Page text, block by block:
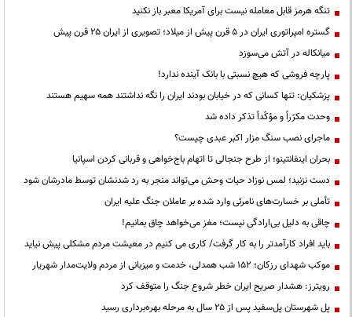
تنگه هرمز قابل معامله نیست برای آمریکا معبر باز نکنید
گستره امپراتوری ایران در ۵ قرن پیش از میلاد؛ تصویری از ایران ۲۵ قرن پیش
میانکاله در آتش می‌سوزد
پارچه فروشی که هیچ نسبتی با بانک آینده ندارد!
پزشکیان: تنها کسانی که در خیابان بودند ایران را نگه نداشتند همه سهیم هستند
وحدت مکرّراً و مؤکّداً تذکر داده شد
ماجرای نصب سنگ مزار اکبر عبدی چیست؟
بحران اینفانتینو؛ از طرح جنجالی تا اتهام باج‌خواهی و قربانی کردن اسپانیا
دست نزنید؛ لمس نوزاد حیات وحش می‌تواند منجر به رد شدنشان توسط مادرشان شود
تأملی بر خسارت‌های نامرئی وارد شده بر عاملان جنگ علیه ایران
چاقی به دلیل بی‌ارادگی نیست؛ مغز می‌خواهد چاق بمانیم!
باید افراد کارآمدتر را به کار گرفت/ کاری می کنیم در معیشت مردم مشکلی پیش نیاید
موکب شهدای رزکان؛ ۱۵۲ شب همدلی، خدمت و میزبانی از مردم ولایت‌مدار شهریار
رویترز: هشدار صریح ایران خطر شروع جنگ را متوقف کرد
پل شهرستان پل‌سفید پس از ۲۵ سال به مرحله بهره‌برداری رسید